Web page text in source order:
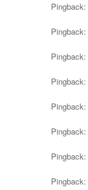
Pingback:
Pingback:
Pingback:
Pingback:
Pingback:
Pingback:
Pingback:
Pingback: